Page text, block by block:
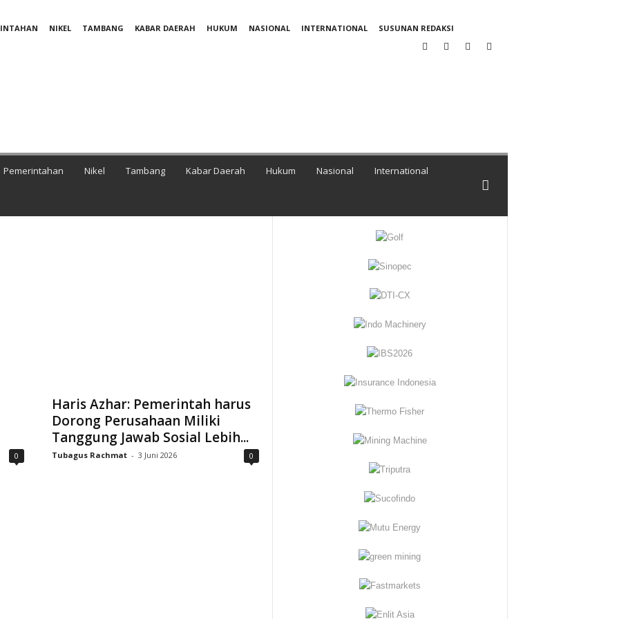
NIKEL TAMBANG KABAR DAERAH HUKUM NASIONAL INTERNATIONAL SUSUNAN REDAKSI
Pemerintahan Nikel Tambang Kabar Daerah Hukum Nasional International
0
Haris Azhar: Pemerintah harus
Dorong Perusahaan Miliki
Tanggung Jawab Sosial Lebih...
Tubagus Rachmat - 3 Juni 2026 0